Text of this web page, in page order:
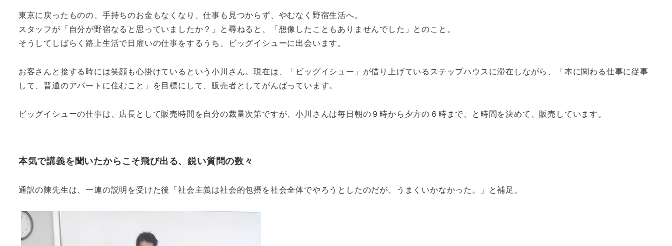
東京に戻ったものの、手持ちのお金もなくなり、仕事も見つからず、やむなく野宿生活へ。
スタッフが「自分が野宿なると思っていましたか？」と尋ねると、「想像したこともありませんでした」とのこと。
そうしてしばらく路上生活で日雇いの仕事をするうち、ビッグイシューに出会います。
お客さんと接する時には笑顔も心掛けているという小川さん。現在は、「ビッグイシュー」が借り上げているステップハウスに滞在しながら、「本に関わる仕事に従事
して、普通のアパートに住むこと」を目標にして、販売者としてがんばっています。
ビッグイシューの仕事は、店長として販売時間を自分の裁量次第ですが、小川さんは毎日朝の９時から夕方の６時まで、と時間を決めて、販売しています。
本気で講義を聞いたからこそ飛び出る、鋭い質問の数々
通訳の陳先生は、一連の説明を受けた後「社会主義は社会的包摂を社会全体でやろうとしたのだが、うまくいかなかった。」と補足。